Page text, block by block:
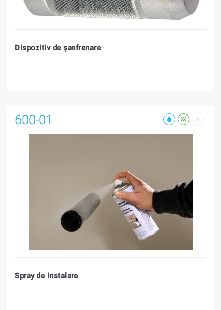
Dispozitiv de şanfrenare
600-01
Spray de instalare